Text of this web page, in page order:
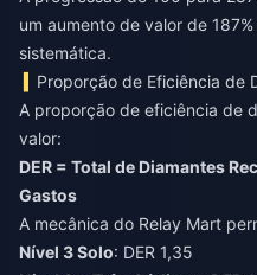
um aumento de valor de
sistemática.
Proporção de Eficiência de
A proporção de eficiência de
valor:
DER = Total de Diamantes
Gastos
A mecânica do Relay Mart
Nível 3 Solo: DER 1,35